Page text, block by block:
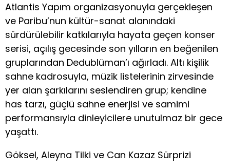
Atlantis Yapım organizasyonuyla gerçekleşen
ve Paribu’nun kültür-sanat alanındaki
sürdürülebilir katkılarıyla hayata geçen konser
serisi, açılış gecesinde son yılların en beğenilen
gruplarından Dedublüman’ı ağırladı. Altı kişilik
sahne kadrosuyla, müzik listelerinin zirvesinde
yer alan şarkılarını seslendiren grup; kendine
has tarzı, güçlü sahne enerjisi ve samimi
performansıyla dinleyicilere unutulmaz bir gece
yaşattı.
Göksel, Aleyna Tilki ve Can Kazaz Sürprizi